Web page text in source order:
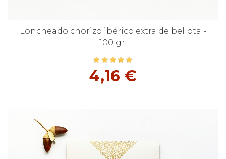
Loncheado chorizo ibérico extra de bellota -
100 gr.
4,16 €